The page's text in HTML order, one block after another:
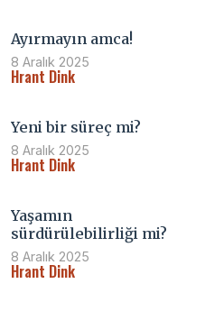
Ayırmayın amca!
8 Aralık 2025
Hrant Dink
Yeni bir süreç mi?
8 Aralık 2025
Hrant Dink
Yaşamın
sürdürülebilirliği mi?
8 Aralık 2025
Hrant Dink